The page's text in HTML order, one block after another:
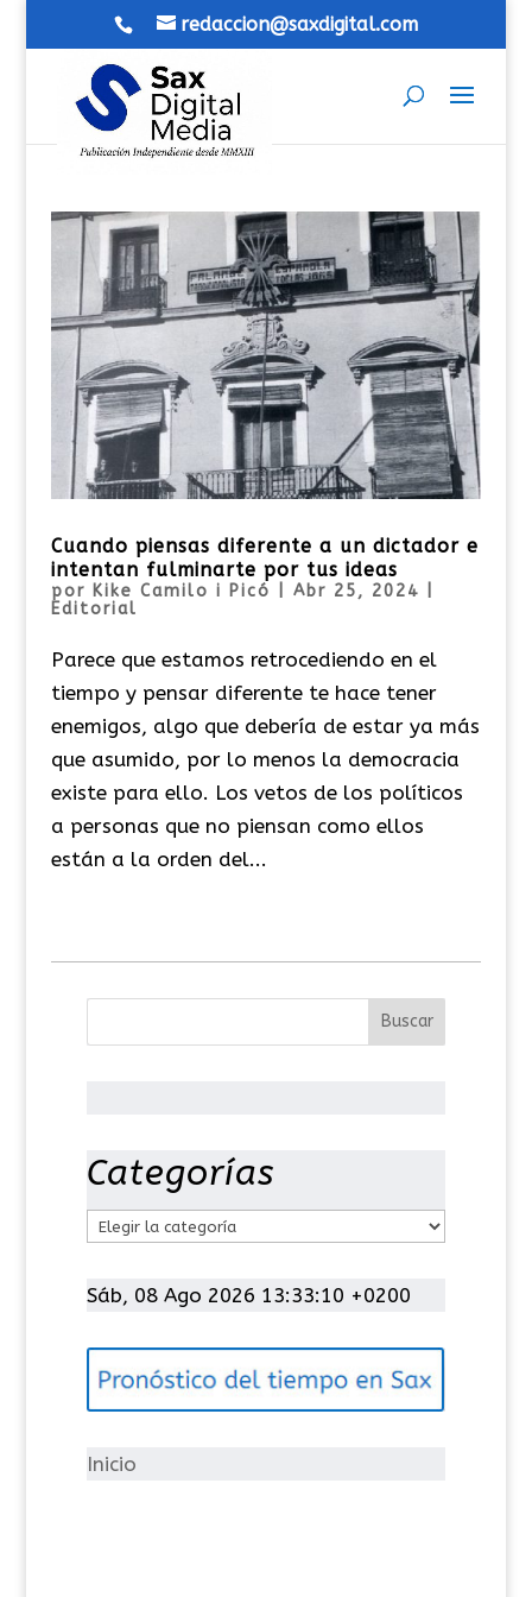
redaccion@saxdigital.com
Cuando piensas diferente a un dictador e
intentan fulminarte por tus ideas
por Kike Camilo i Picó Abr 25, 2024
Editorial
Parece que estamos retrocediendo en el
tiempo y pensar diferente te hace tener
enemigos, algo que debería de estar ya más
que asumido, por lo menos la democracia
existe para ello. Los vetos de los políticos
a personas que no piensan como ellos
están a la orden del...
Categorías
t
g
í
Sáb, 08 Ago 2026 13:33:10 +0200
Inicio